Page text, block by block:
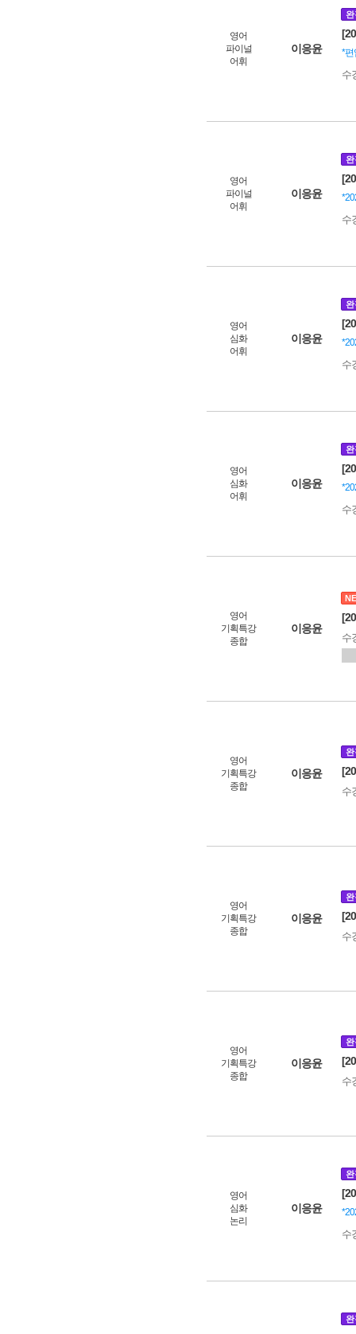
영어
파이널
어휘
이응윤
완
*편
수
영어
파이널
어휘
이응윤
완
수
영어
심화
어휘
이응윤
완
수
영어
심화
어휘
이응윤
완
수
영어
기획특강
종합
이응윤
수
영어
기획특강
종합
이응윤
완
수
영어
기획특강
종합
이응윤
완
수
영어
기획특강
종합
이응윤
완
수
영어
심화
논리
이응윤
완
수
완